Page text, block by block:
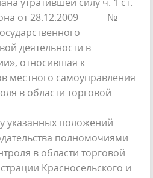
от 28.12.2009 №
деятельности в
относившая к
местного самоуправления
в области торговой
указанных положений
полномочиями
в области торговой
Красносельского и